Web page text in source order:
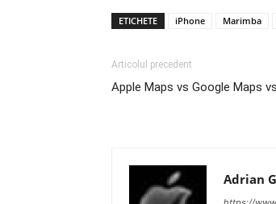
ETICHETE iPhone Marimba
Articolul precedent
Apple Maps vs Google Maps
Adrian